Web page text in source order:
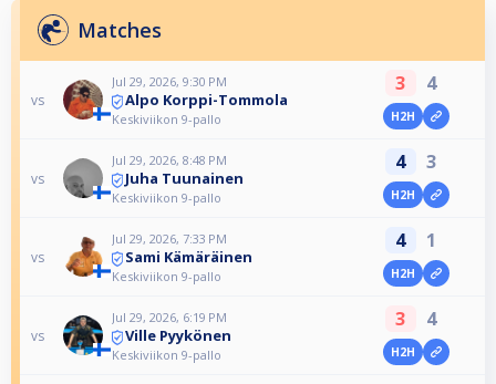
Matches
vs
Jul 29, 2026, 9:30 PM
Alpo Korppi-Tommola
Keskiviikon 9-pallo
3 4
H2H
vs
Jul 29, 2026, 8:48 PM
Juha Tuunainen
Keskiviikon 9-pallo
4 3
H2H
vs
Jul 29, 2026, 7:33 PM
Sami Kämäräinen
Keskiviikon 9-pallo
4 1
H2H
vs
Jul 29, 2026, 6:19 PM
Ville Pyykönen
Keskiviikon 9-pallo
3 4
H2H